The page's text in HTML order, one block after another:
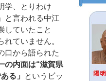
学、とりわけ
と言われる中江
していたこと
れていません。
口から語られた
の内面は“滋賀県
る」
というビッ